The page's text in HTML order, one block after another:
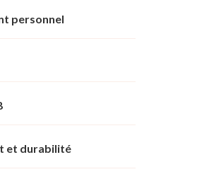
personnel
et durabilité